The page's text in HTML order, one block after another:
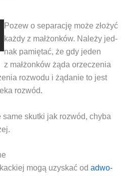
Pozew o sepa­ra­cję może zło­żyć
każ­dy z mał­żon­ków. Nale­ży jed­
nak pamię­tać, że gdy jeden
z mał­żon­ków żąda orze­cze­nia
roz­wo­du i żąda­nie to jest
rozwód.
same skut­ki jak roz­wód, chy­ba
mogą uzy­skać od adwo­